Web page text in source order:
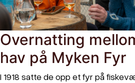
Overnatting
hav på Myken Fyr
I 1918 satte de opp et fyr på